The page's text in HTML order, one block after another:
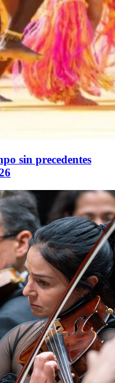
sin precedentes